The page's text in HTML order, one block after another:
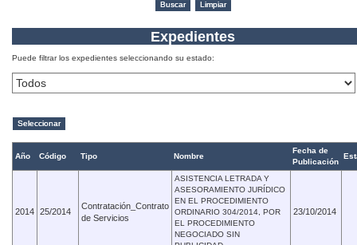
Expedientes
Puede filtrar los expedientes seleccionando su estado:
Año Código Tipo Nombre
Fecha de
Publicación
2014 25/2014
Contratación_Contrato
de Servicios
ASISTENCIA LETRADA Y
ASESORAMIENTO JURÍDICO
EN EL PROCEDIMIENTO
ORDINARIO 304/2014, POR
EL PROCEDIMIENTO
NEGOCIADO SIN
23/10/2014